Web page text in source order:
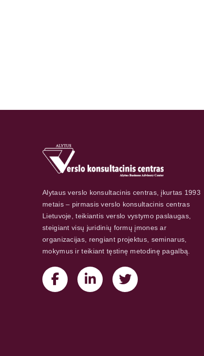
Alytaus verslo konsultacinis centras, įkurtas 1993
metais – pirmasis verslo konsultacinis centras
Lietuvoje, teikiantis verslo vystymo paslaugas,
steigiant visų juridinių formų įmones ar
organizacijas, rengiant projektus, seminarus,
mokymus ir teikiant tęstinę metodinę pagalbą.